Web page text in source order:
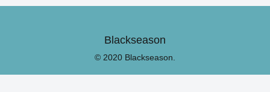
Blackseason
© 2020 Blackseason.